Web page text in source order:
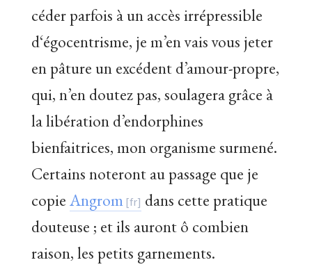
céder parfois à un accès irrépressible
d‘égocentrisme, je m’en vais vous jeter
en pâture un excédent d’amour-propre,
qui, n’en doutez pas, soulagera grâce à
la libération d’endorphines
bienfaitrices, mon organisme surmené.
Certains noteront au passage que je
copieAngrom
dans cette pratique
douteuse ; et ils auront ô combien
raison, les petits garnements.